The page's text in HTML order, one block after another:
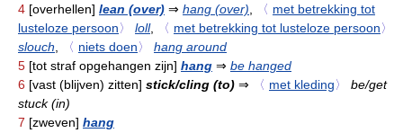
4 [overhellen] lean (over) ⇒ hang (over) 〈 met betrekking tot
lusteloze persoon〉 loll, 〈 met betrekking tot lusteloze persoon〉
slouch
〈 niets doen〉
hang around
5 [tot straf opgehangen zijn] hang ⇒ be hanged
6 [vast (blijven) zitten] stick/cling (to) ⇒ 〈 met kleding〉
be/get
stuck (in)
7 [zweven] hang